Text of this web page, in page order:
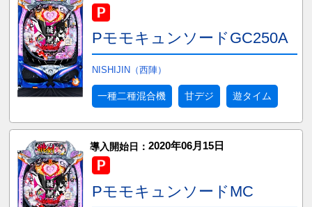
PモモキュンソードGC250A
NISHIJIN（西陣）
一種二種混合機 甘デジ 遊タイム
導入開始日： 2020年06月15日
PモモキュンソードMC